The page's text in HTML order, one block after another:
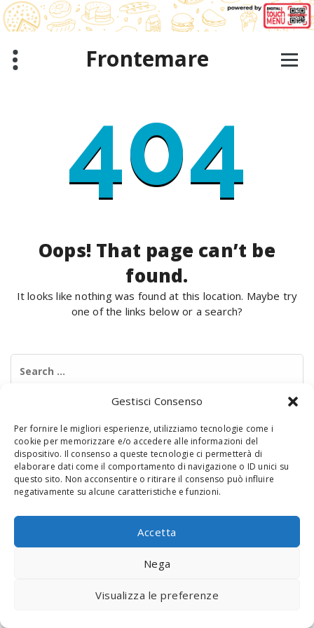
Gestisci Consenso
Per fornire le migliori esperienze, utilizziamo tecnologie come i
cookie per memorizzare e/o accedere alle informazioni del
dispositivo. Il consenso a queste tecnologie ci permetterà di
elaborare dati come il comportamento di navigazione o ID unici su
questo sito. Non acconsentire o ritirare il consenso può influire
negativamente su alcune caratteristiche e funzioni.
Accetta
Nega
Visualizza le preferenze
Skip
to
content
Frontemare
404
Oops! That page can’t be
found.
It looks like nothing was found at this location. Maybe try
one of the links below or a search?
© 2020 Digital Touch Menu. Menu realizzato da